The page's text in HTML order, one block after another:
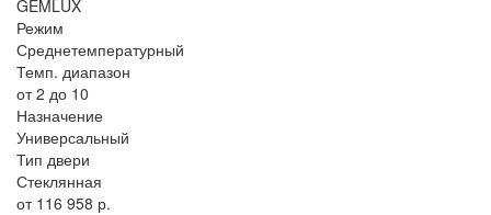
GEMLUX
Режим
Среднетемпературный
Темп. диапазон
от 2 до 10
Назначение
Универсальный
Тип двери
Стеклянная
от 116 958 р.